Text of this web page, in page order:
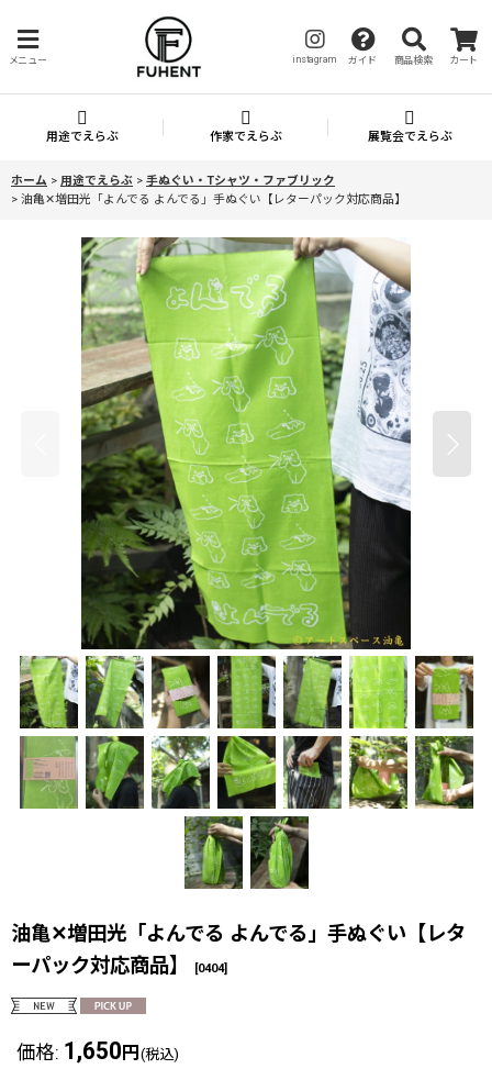
メニュー instagram ガイド 商品検索 カート
用途でえらぶ 作家でえらぶ 展覧会でえらぶ
ホーム > 用途でえらぶ > 手ぬぐい・Tシャツ・ファブリック
> 油亀✕増田光「よんでる よんでる」手ぬぐい【レターパック対応商品】
油亀✕増田光「よんでる よんでる」手ぬぐい【レタ
ーパック対応商品】
0404]
価格: 1,650 円 (税込)